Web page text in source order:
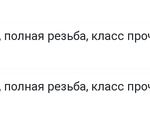
резьба, класс
резьба, класс